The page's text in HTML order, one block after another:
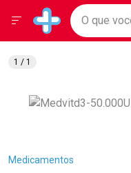
DrogariasBaixe nosso APP
Ir direto para a home
pela
Ir direto para o
Ir direto para a busca
Ir direto para a conta
Ir direto para a
Ir direto para o
Faça a sua
O que
Menu
Breadcrumb
Medicamentos
1 / 1